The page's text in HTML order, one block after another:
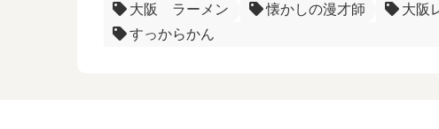
大阪 ラーメン
懐かしの漫才師 大阪
すっからかん